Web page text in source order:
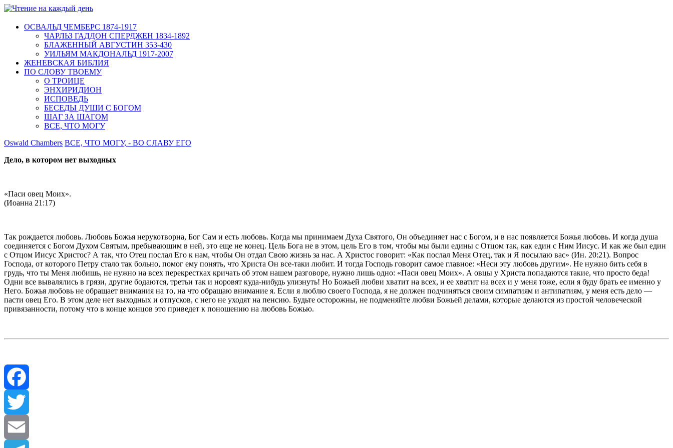
ОСВАЛЬД ЧЕМБЕРС 1874-1917
ЧАРЛЬЗ ГАДДОН СПЕРДЖЕН 1834-1892
БЛАЖЕННЫЙ АВГУСТИН 353-430
УИЛЬЯМ МАКДОНАЛЬД 1917-2007
ЖЕНЕВСКАЯ БИБЛИЯ
ПО СЛОВУ ТВОЕМУ
О ТРОИЦЕ
ЭНХИРИДИОН
ИСПОВЕДЬ
БЕСЕДЫ ДУШИ С БОГОМ
ШАГ ЗА ШАГОМ
ВСЕ, ЧТО МОГУ
Oswald Chambers ВСЕ, ЧТО МОГУ, - ВО СЛАВУ ЕГО
Дело, в котором нет выходных
«Паси овец Моих».
(Иоанна 21:17)
Так рождается любовь. Любовь Божья нерукотворна, Бог Сам и есть любовь. Когда мы принимаем Духа Святого, Он объединяет нас с Богом, и в нас появляется Божья любовь. И когда душа
соединяется с Богом Духом Святым, пребывающим в ней, это еще не конец. Цель Бога не в этом, цель Его в том, чтобы мы были едины с Отцом так, как един с Ним Иисус. И как же был един
с Отцом Иисус Христос? А так, что Отец послал Его к нам, чтобы Он отдал Свою жизнь за нас. А Христос говорит: «Как послал Меня Отец, так и Я посылаю вас» (Ин. 20:21). Вопрос
Господа, от которого Петру стало так больно, помог ему понять, что Христа Он все-таки любит. И тогда Господь говорит самое главное: «Неси эту любовь другим». Не нужно бить себя в
грудь, что ты Меня любишь, не нужно на всех перекрестках кричать об этом нашем разговоре, нужно лишь одно: «Паси овец Моих». А овцы у Христа попадаются такие, что просто беда!
Одни все вывалялись в грязи, другие бодаются, третьи так и норовят куда-нибудь улизнуть! Но Божьей любви хватит на всех, и ее хватит на всех и у меня тоже, если я буду брать ее именно у
Него. Божья любовь не обращает внимания на то, на что обращаю внимание я. Если я люблю своего Господа, я не должен подчиняться своим симпатиям и антипатиям, у меня есть дело —
пасти овец Его. В этом деле нет выходных и отпусков, с него не уходят на пенсию. Будьте осторожны, не подменяйте любви Божьей делами, которые делаются из простой человеческой
привязанности, потому что в конце концов это приведет к поношению на любовь Божью.
Facebook
Twitter